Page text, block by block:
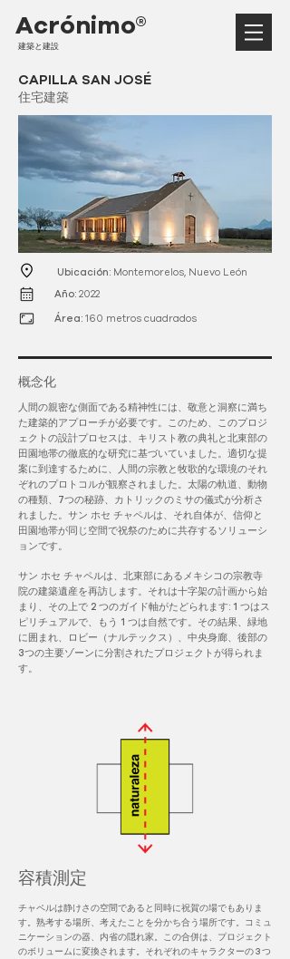
Acrónimo®
建築と建設
CAPILLA SAN JOSÉ
住宅建築
Ubicación: Montemorelos, Nuevo León
Año: 2022
Área: 160 metros cuadrados
概念化
人間の親密な側面である精神性には、敬意と洞察に満ち
た建築的アプローチが必要です。このため、このプロジ
ェクトの設計プロセスは、キリスト教の典礼と北東部の
田園地帯の徹底的な研究に基づいていました。適切な提
案に到達するために、人間の宗教と牧歌的な環境のそれ
ぞれのプロトコルが観察されました。太陽の軌道、動物
の種類、7つの秘跡、カトリックのミサの儀式が分析さ
れました。サン ホセ チャペルは、それ自体が、信仰と
田園地帯が同じ空間で祝祭のために共存するソリューシ
ョンです。
サン ホセ チャペルは、北東部にあるメキシコの宗教寺
院の建築遺産を再訪します。それは十字架の計画から始
まり、その上で 2 つのガイド軸がたどられます: 1 つはス
ピリチュアルで、もう 1 つは自然です。その結果、緑地
に囲まれ、ロビー（ナルテックス）、中央身廊、後部の
3つの主要ゾーンに分割されたプロジェクトが得られま
す。
容積測定
チャペルは静けさの空間であると同時に祝賀の場でもありま
す。熟考する場所、考えたことを分かち合う場所です。コミュ
ニケーションの器、内省の隠れ家。この合併は、プロジェクト
のボリュームに変換されます。それぞれのキャラクターの 3 つ